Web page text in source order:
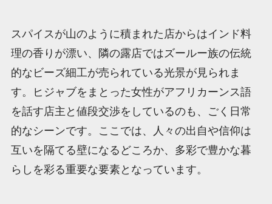
スパイスが山のように積まれた店からはインド料
理の香りが漂い、隣の露店ではズールー族の伝統
的なビーズ細工が売られている光景が見られま
す。ヒジャブをまとった女性がアフリカーンス語
を話す店主と値段交渉をしているのも、ごく日常
的なシーンです。ここでは、人々の出自や信仰は
互いを隔てる壁になるどころか、多彩で豊かな暮
らしを彩る重要な要素となっています。